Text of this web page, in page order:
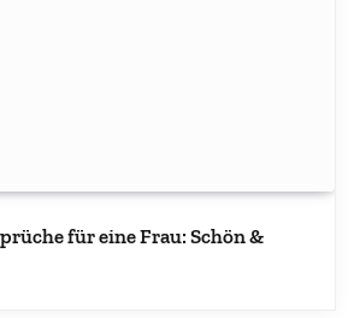
für eine Frau: Schön &